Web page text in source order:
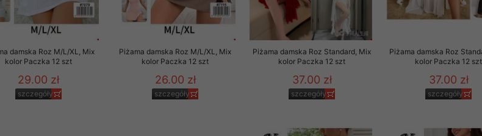
damska Roz M/L/XL, Mix
kolor Paczka 12 szt
29.00 zł
szczegóły
Piżama damska Roz M/L/XL, Mix
kolor Paczka 12 szt
26.00 zł
szczegóły
Piżama damska Roz Standard, Mix
kolor Paczka 12 szt
37.00 zł
szczegóły
Piżama damska Roz
kolor Paczka 12 szt
37.00 zł
szczegóły
a także prawo wyrażenia sprzeciwu wobec przetwarzania Twoich
prywatności.